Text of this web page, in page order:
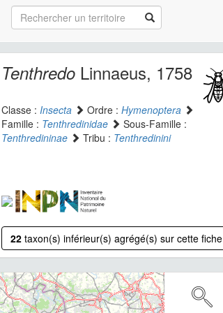
TenthredoLinnaeus, 1758
Classe : Insecta Ordre : Hymenoptera
Famille : Tenthredinidae
Sous-Famille :
Tenthredininae
Tribu : Tenthredinini
22 taxon(s) inférieur(s) agrégé(s) sur cette fiche